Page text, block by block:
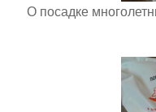
О посадке